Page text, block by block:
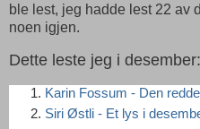
ble lest, jeg hadde lest 22 av
noen igjen.
Dette leste jeg i desember:
Karin Fossum - Den
Siri Østli - Et lys i